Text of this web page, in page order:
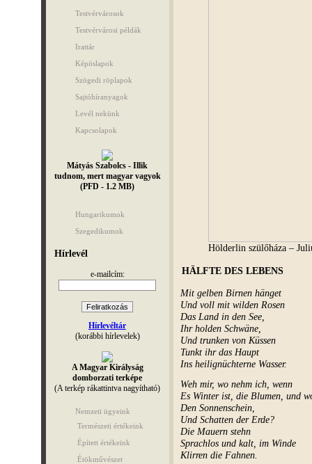
Testvérvárosok
Testvérvárosi példák
Irattár
Képöslapok
Szögedi röplapok
Sajtóhíranyagok
Levél nekünk
Kapcsolapok
Mátyás Szabolcs - Illik
tudnom, mert magyar vagyok
(PFD - 1.2 MB)
Hungarikumok
Szegedikumok
Hírlevél
e-mailcím:
Hírlevéltár
(korábbi hírlevelek)
A Magyar Királyság
domborzati terképe
(A terkép rákattintva nagyítható)
Nemzeti ügyeink
Természeti értékeink
Épített értékeink
Étökművészet
Hölderlin szülőháza –
HÄLFTE DES LEBENS
Mit gelben Birnen hänget
Und voll mit wilden Rosen
Das Land in den See,
Ihr holden Schwäne,
Und trunken von Küssen
Tunkt ihr das Haupt
Ins heilignüchterne Wasser.
Weh mir, wo nehm ich, wenn
Es Winter ist, die Blumen, und
Den Sonnenschein,
Und Schatten der Erde?
Die Mauern stehn
Sprachlos und kalt, im Winde
Klirren die Fahnen.